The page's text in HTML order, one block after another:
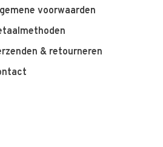
voorwaarden
& retourneren